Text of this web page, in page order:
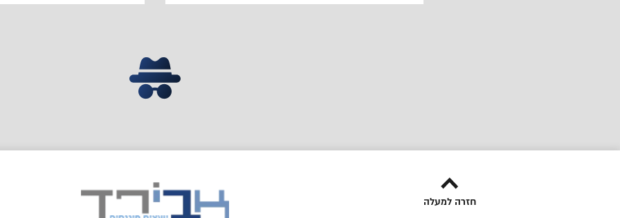
חזרה למעלה